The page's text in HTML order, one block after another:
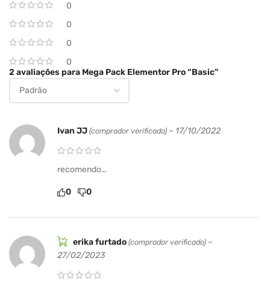
sharing
slicey
rel-posts
revealer
refresh
prevnext-posts
particles
panorama
paintbrush
mousetrap
gallery
filmstrip
explodinglayers
duotonefilters
0
0
0
0
2 avaliações para Mega Pack Elementor Pro “Basic”
Ivan JJ (comprador verificado) – 17/10/2022
recomendo…
0 0
erika furtado (comprador verificado) –
27/02/2023